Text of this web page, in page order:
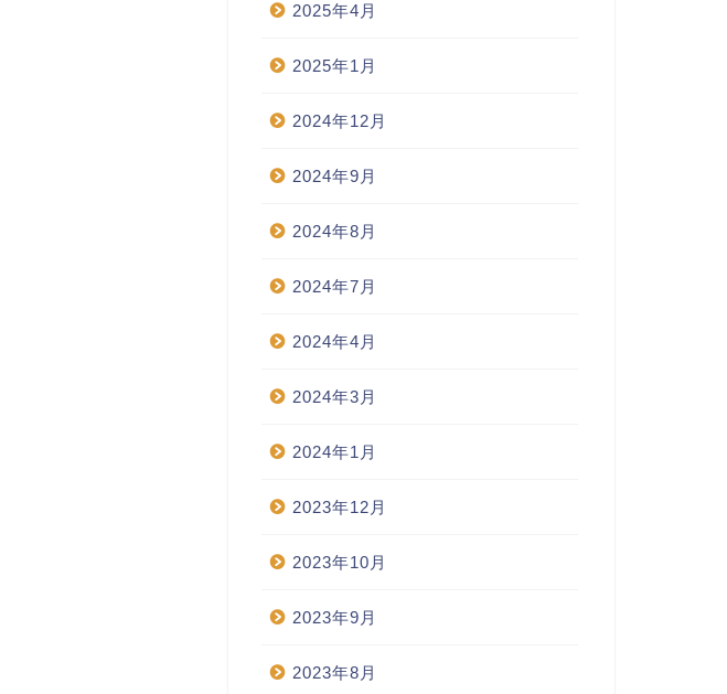
2025年4月
2025年1月
2024年12月
2024年9月
2024年8月
2024年7月
2024年4月
2024年3月
2024年1月
2023年12月
2023年10月
2023年9月
2023年8月